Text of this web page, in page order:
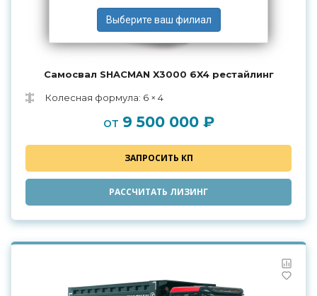
Самосвал SHACMAN X3000 6X4 рестайлинг
Колесная формула: 6 × 4
от 9 500 000 ₽
ЗАПРОСИТЬ КП
РАССЧИТАТЬ ЛИЗИНГ